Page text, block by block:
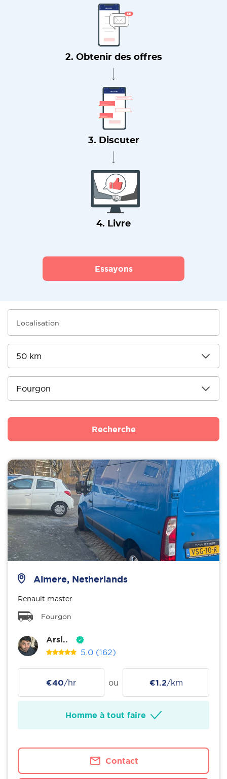
2. Obtenir des offres
3. Discuter
4. Livre
Essayons
Recherche
Almere, Netherlands
Renault master
Fourgon
Arsl..
5.0 (162)
€40/hr ou €1.2/km
Homme à tout faire
Contact